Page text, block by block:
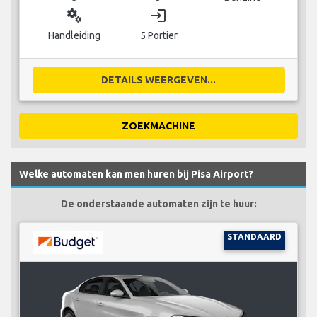
miscellaneous_services
Handleiding
login
5 Portier
DETAILS WEERGEVEN...
ZOEKMACHINE
Welke automaten kan men huren bij Pisa Airport?
De onderstaande automaten zijn te huur:
STANDAARD